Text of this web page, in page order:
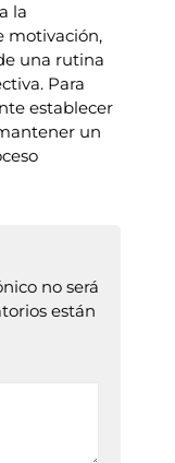
la
motivación,
una rutina
Para
establecer
un
no será
están